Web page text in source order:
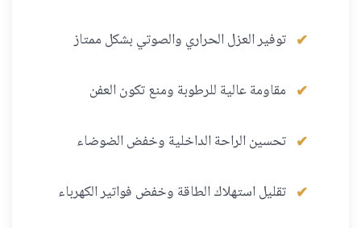
توفير العزل الحراري والصوتي بشكل ممتاز
مقاومة عالية للرطوبة ومنع تكون العفن
تحسين الراحة الداخلية وخفض الضوضاء
تقليل استهلاك الطاقة وخفض فواتير الكهرباء